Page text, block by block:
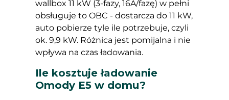
wallbox 11 kW (3-fazy, 16A/fazę) w pełni
obsługuje to OBC - dostarcza do 11 kW,
auto pobierze tyle ile potrzebuje, czyli
ok. 9,9 kW. Różnica jest pomijalna i nie
wpływa na czas ładowania.
Ile kosztuje ładowanie
Omody E5 w domu?